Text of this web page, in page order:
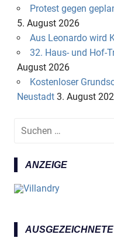
Protest gegen
5. August 2026
Aus Leonardo wird
32. Haus- und Hof-
August 2026
Kostenloser
Neustadt 3. August
e
ANZEIGE